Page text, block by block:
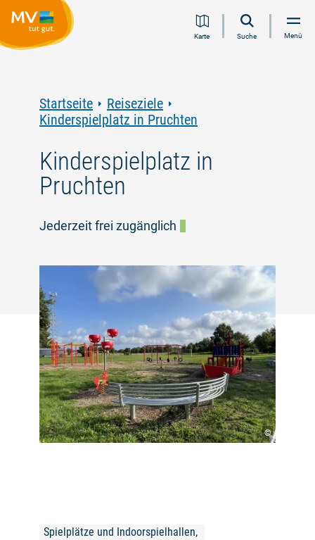
Inhalt
Navigation
Volltextsuche
FooterKarte Suche Menü
Startseite
Reiseziele
Kinderspielplatz in Pruchten
Kinderspielplatz in
Pruchten
Jederzeit frei zugänglich
©
Spielplätze und Indoorspielhallen,